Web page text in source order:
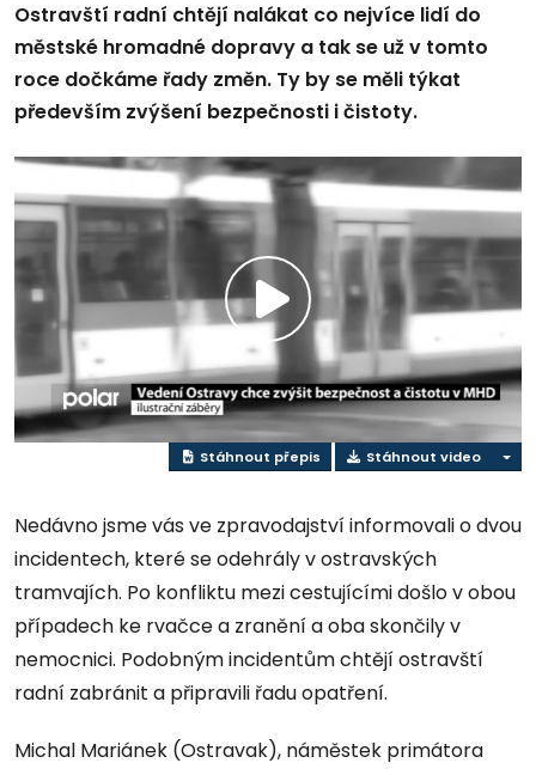
Ostravští radní chtějí nalákat co nejvíce lidí do
městské hromadné dopravy a tak se už v tomto
roce dočkáme řady změn. Ty by se měli týkat
především zvýšení bezpečnosti i čistoty.
Přehrát
video
Stáhnout přepis Stáhnout video
Nedávno jsme vás ve zpravodajství informovali o dvou
incidentech, které se odehrály v ostravských
tramvajích. Po konfliktu mezi cestujícími došlo v obou
případech ke rvačce a zranění a oba skončily v
nemocnici. Podobným incidentům chtějí ostravští
radní zabránit a připravili řadu opatření.
Michal Mariánek (Ostravak), náměstek primátora